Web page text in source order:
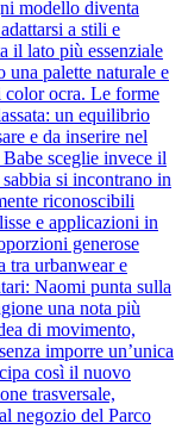
modello diventa
a stili e
il lato più essenziale
palette naturale e
color ocra. Le forme
un equilibrio
e da inserire nel
sceglie invece il
si incontrano in
riconoscibili
e applicazioni in
generose
tra urbanwear e
Naomi punta sulla
una nota più
di movimento,
imporre un’unica
così il nuovo
trasversale,
negozio del Parco